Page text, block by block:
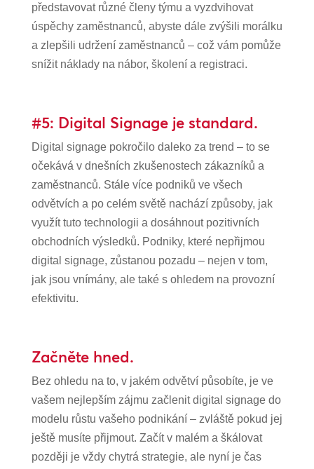
představovat různé členy týmu a vyzdvihovat
úspěchy zaměstnanců, abyste dále zvýšili morálku
a zlepšili udržení zaměstnanců – což vám pomůže
snížit náklady na nábor, školení a registraci.
#5: Digital Signage je standard.
Digital signage pokročilo daleko za trend – to se
očekává v dnešních zkušenostech zákazníků a
zaměstnanců. Stále více podniků ve všech
odvětvích a po celém světě nachází způsoby, jak
využít tuto technologii a dosáhnout pozitivních
obchodních výsledků. Podniky, které nepřijmou
digital signage, zůstanou pozadu – nejen v tom,
jak jsou vnímány, ale také s ohledem na provozní
efektivitu.
Začněte hned.
Bez ohledu na to, v jakém odvětví působíte, je ve
vašem nejlepším zájmu začlenit digital signage do
modelu růstu vašeho podnikání – zvláště pokud jej
ještě musíte přijmout. Začít v malém a škálovat
později je vždy chytrá strategie, ale nyní je čas